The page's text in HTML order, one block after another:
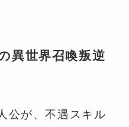
異世界召喚叛逆
公が、不遇スキル